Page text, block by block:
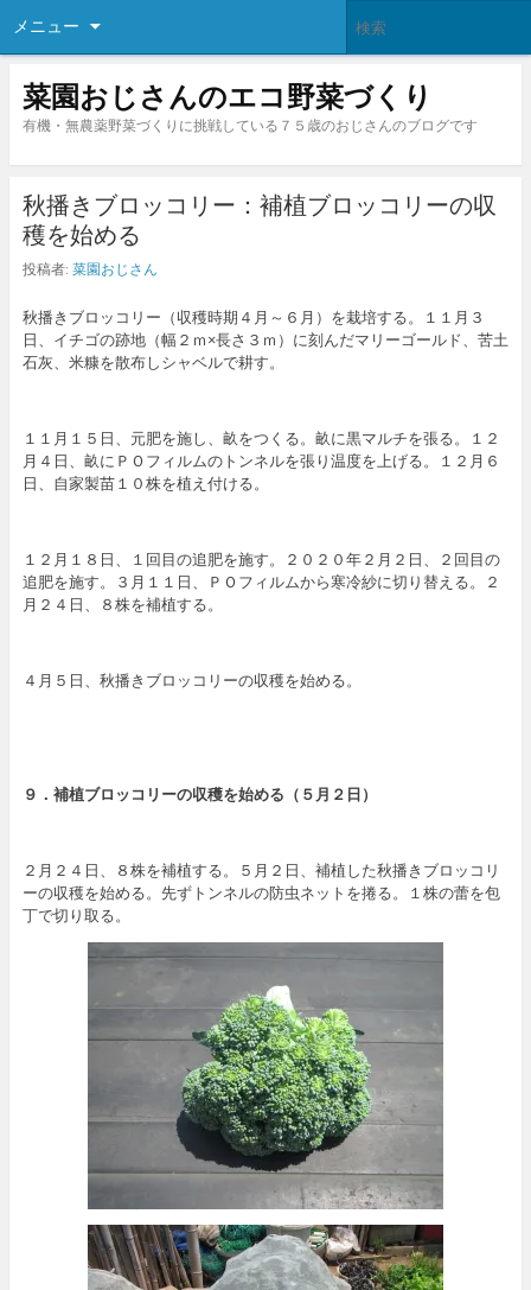
メニュー
菜園おじさんのエコ野菜づくり
有機・無農薬野菜づくりに挑戦している７５歳のおじさんのブログです
秋播きブロッコリー：補植ブロッコリーの収
穫を始める
投稿者: 菜園おじさん
秋播きブロッコリー（収穫時期４月～６月）を栽培する。１１月３
日、イチゴの跡地（幅２ｍ×長さ３ｍ）に刻んだマリーゴールド、苦土
石灰、米糠を散布しシャベルで耕す。
１１月１５日、元肥を施し、畝をつくる。畝に黒マルチを張る。１２
月４日、畝にＰＯフィルムのトンネルを張り温度を上げる。１２月６
日、自家製苗１０株を植え付ける。
１２月１８日、１回目の追肥を施す。２０２０年２月２日、２回目の
追肥を施す。３月１１日、ＰＯフィルムから寒冷紗に切り替える。２
月２４日、８株を補植する。
４月５日、秋播きブロッコリーの収穫を始める。
９．補植ブロッコリーの収穫を始める （５月２日）
２月２４日、８株を補植する。５月２日、補植した秋播きブロッコリ
ーの収穫を始める。先ずトンネルの防虫ネットを捲る。１株の蕾を包
丁で切り取る。